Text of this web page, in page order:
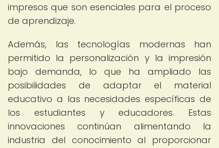
impresos que son esenciales para el proceso
de aprendizaje.
Además, las tecnologías modernas han
permitido la personalización y la impresión
bajo demanda, lo que ha ampliado las
posibilidades de adaptar el material
educativo a las necesidades específicas de
los estudiantes y educadores. Estas
innovaciones continúan alimentando la
industria del conocimiento al proporcionar